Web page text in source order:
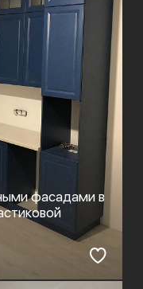
фасадами в